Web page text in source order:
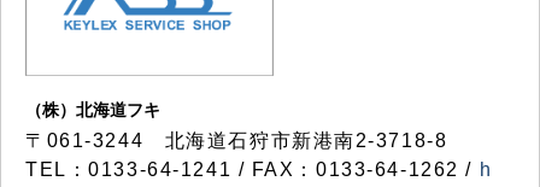
（株）北海道フキ
〒061-3244 北海道石狩市新港南2-3718-8
TEL：0133-64-1241 / FAX：0133-64-1262 / h